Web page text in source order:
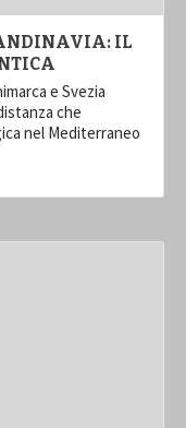
IL
e Svezia
che
nel Mediterraneo